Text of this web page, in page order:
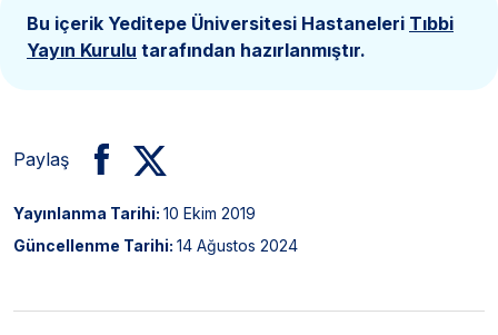
Bu içerik Yeditepe Üniversitesi Hastaneleri Tıbbi
Yayın Kurulu tarafından hazırlanmıştır.
Paylaş
Yayınlanma Tarihi: 10 Ekim 2019
Güncellenme Tarihi: 14 Ağustos 2024